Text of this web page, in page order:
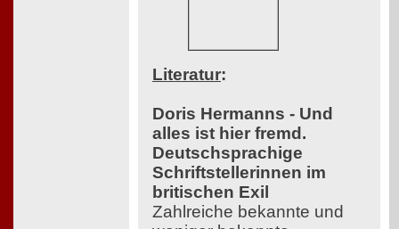
Literatur:
Doris Hermanns - Und
alles ist hier fremd.
Deutschsprachige
Schriftstellerinnen im
britischen Exil
Zahlreiche bekannte und